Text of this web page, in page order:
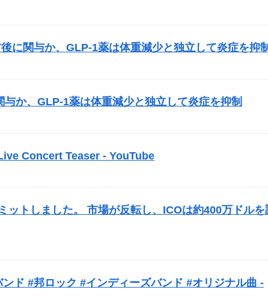
に関与か、GLP-1薬は体重減少と独立して炎症を抑
か、GLP-1薬は体重減少と独立して炎症を抑制
Concert Teaser - YouTube
トしました。 市場が反転し、 ICOは約400万ドルを
ド #邦ロック #インディーズバンド #オリジナル曲 -